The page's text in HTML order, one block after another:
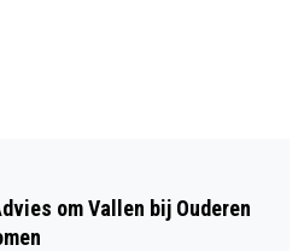
om Vallen bij Ouderen